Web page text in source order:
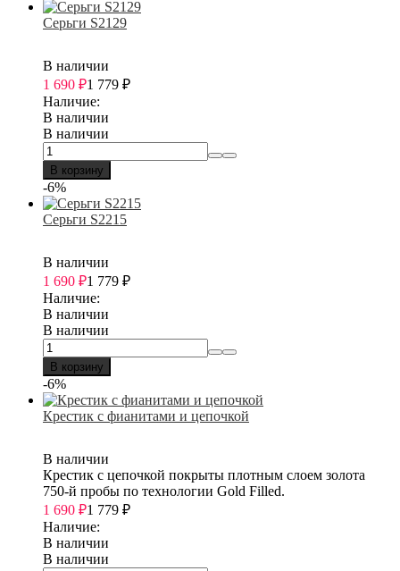
Серьги S2129
В наличии
1 690 ₽1 779 ₽
Наличие:
В наличии
В наличии
В корзину
-6%
Серьги S2215
В наличии
1 690 ₽1 779 ₽
Наличие:
В наличии
В наличии
В корзину
-6%
Крестик с фианитами и цепочкой
В наличии
Крестик с цепочкой покрыты плотным слоем золота
750-й пробы по технологии Gold Filled.
1 690 ₽1 779 ₽
Наличие:
В наличии
В наличии